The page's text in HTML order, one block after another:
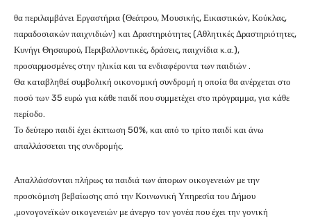
θα περιλαμβάνει Εργαστήρια (Θεάτρου, Μουσικής, Εικαστικών, Κούκλας,
παραδοσιακών παιχνιδιών) και Δραστηριότητες (Αθλητικές Δραστηριότητες,
Κυνήγι Θησαυρού, Περιβαλλοντικές, δράσεις, παιχνίδια κ.α.),
προσαρμοσμένες στην ηλικία και τα ενδιαφέροντα των παιδιών .
Θα καταβληθεί συμβολική οικονομική συνδρομή η οποία θα ανέρχεται στο
ποσό των 35 ευρώ για κάθε παιδί που συμμετέχει στο πρόγραμμα, για κάθε
περίοδο.
Το δεύτερο παιδί έχει έκπτωση 50%, και από το τρίτο παιδί και άνω
απαλλάσσεται της συνδρομής.
Απαλλάσσονται πλήρως τα παιδιά των άπορων οικογενειών με την
προσκόμιση βεβαίωσης από την Κοινωνική Υπηρεσία του Δήμου
,μονογονεϊκών οικογενειών με άνεργο τον γονέα που έχει την γονική